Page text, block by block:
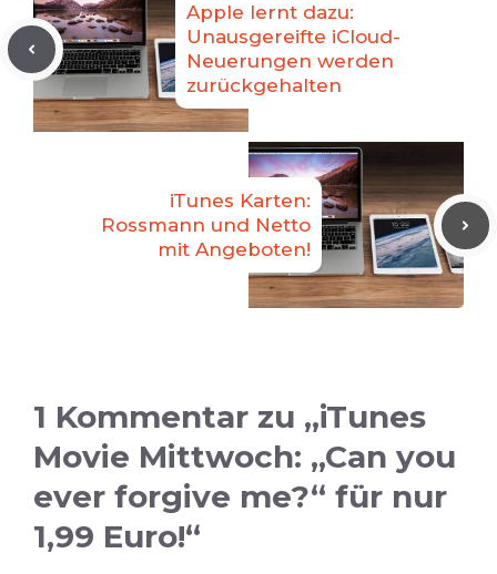
Apple lernt dazu:
Unausgereifte iCloud-
Neuerungen werden
zurückgehalten
iTunes Karten:
Rossmann und Netto
mit Angeboten!
1 Kommentar zu „iTunes
Movie Mittwoch: „Can you
ever forgive me?“ für nur
1,99 Euro!“